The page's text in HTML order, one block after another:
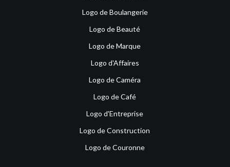
Logo de Boulangerie
Logo de Beauté
Logo de Marque
Logo d'Affaires
Logo de Caméra
Logo de Café
Logo d'Entreprise
Logo de Construction
Logo de Couronne